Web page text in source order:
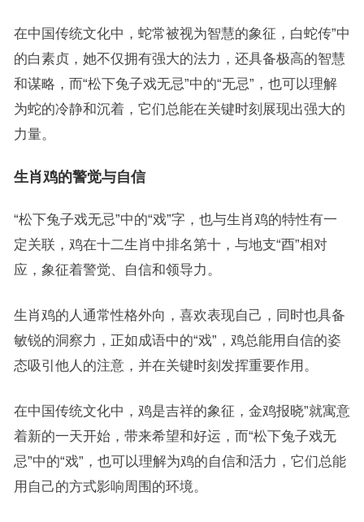
在中国传统文化中，蛇常被视为智慧的象征，白蛇传”中
的白素贞，她不仅拥有强大的法力，还具备极高的智慧
和谋略，而“松下兔子戏无忌”中的“无忌”，也可以理解
为蛇的冷静和沉着，它们总能在关键时刻展现出强大的
力量。
生肖鸡的警觉与自信
“松下兔子戏无忌”中的“戏”字，也与生肖鸡的特性有一
定关联，鸡在十二生肖中排名第十，与地支“酉”相对
应，象征着警觉、自信和领导力。
生肖鸡的人通常性格外向，喜欢表现自己，同时也具备
敏锐的洞察力，正如成语中的“戏”，鸡总能用自信的姿
态吸引他人的注意，并在关键时刻发挥重要作用。
在中国传统文化中，鸡是吉祥的象征，金鸡报晓”就寓意
着新的一天开始，带来希望和好运，而“松下兔子戏无
忌”中的“戏”，也可以理解为鸡的自信和活力，它们总能
用自己的方式影响周围的环境。